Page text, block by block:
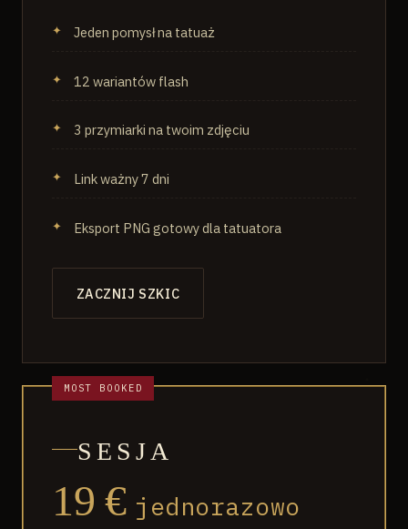
Jeden pomysł na tatuaż
12 wariantów flash
3 przymiarki na twoim zdjęciu
Link ważny 7 dni
Eksport PNG gotowy dla tatuatora
ZACZNIJ SZKIC
SESJA
19 € jednorazowo